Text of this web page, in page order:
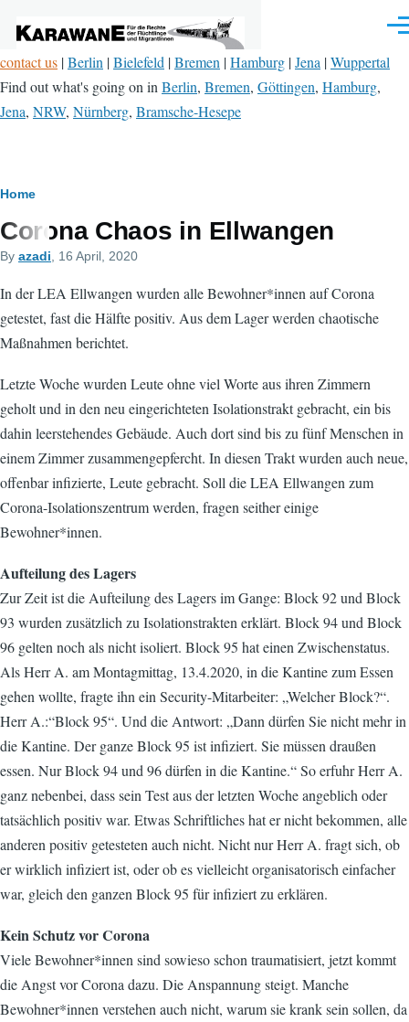
contact us |Berlin |Bielefeld |Bremen |Hamburg |Jena |Wuppertal
Find out what's going on in Berlin, Bremen, Göttingen, Hamburg,
Jena, NRW, Nürnberg, Bramsche-Hesepe
Breadcrumb
Home
Corona Chaos in Ellwangen
By azadi , 16 April, 2020
In der LEA Ellwangen wurden alle Bewohner*innen auf Corona
getestet, fast die Hälfte positiv. Aus dem Lager werden chaotische
Maßnahmen berichtet.
Letzte Woche wurden Leute ohne viel Worte aus ihren Zimmern
geholt und in den neu eingerichteten Isolationstrakt gebracht, ein bis
dahin leerstehendes Gebäude. Auch dort sind bis zu fünf Menschen in
einem Zimmer zusammengepfercht. In diesen Trakt wurden auch neue,
offenbar infizierte, Leute gebracht. Soll die LEA Ellwangen zum
Corona-Isolationszentrum werden, fragen seither einige
Bewohner*innen.
Aufteilung des Lagers
Zur Zeit ist die Aufteilung des Lagers im Gange: Block 92 und Block
93 wurden zusätzlich zu Isolationstrakten erklärt. Block 94 und Block
96 gelten noch als nicht isoliert. Block 95 hat einen Zwischenstatus.
Als Herr A. am Montagmittag, 13.4.2020, in die Kantine zum Essen
gehen wollte, fragte ihn ein Security-Mitarbeiter: „Welcher Block?“.
Herr A.:“Block 95“. Und die Antwort: „Dann dürfen Sie nicht mehr in
die Kantine. Der ganze Block 95 ist infiziert. Sie müssen draußen
essen. Nur Block 94 und 96 dürfen in die Kantine.“ So erfuhr Herr A.
ganz nebenbei, dass sein Test aus der letzten Woche angeblich oder
tatsächlich positiv war. Etwas Schriftliches hat er nicht bekommen, alle
anderen positiv getesteten auch nicht. Nicht nur Herr A. fragt sich, ob
er wirklich infiziert ist, oder ob es vielleicht organisatorisch einfacher
war, gleich den ganzen Block 95 für infiziert zu erklären.
Kein Schutz vor Corona
Viele Bewohner*innen sind sowieso schon traumatisiert, jetzt kommt
die Angst vor Corona dazu. Die Anspannung steigt. Manche
Bewohner*innen verstehen auch nicht, warum sie krank sein sollen, da